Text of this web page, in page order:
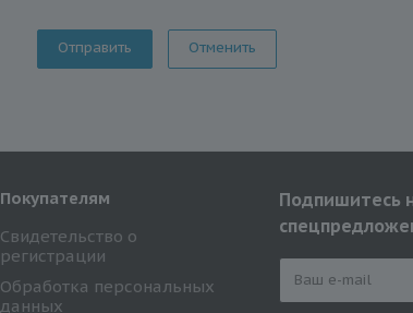
Отменить
Покупателям
Свидетельство о
регистрации
Обработка персональных
данных
Подпишитесь